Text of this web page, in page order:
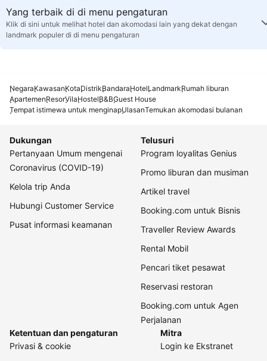
Yang terbaik di di menu pengaturan
Klik di sini untuk melihat hotel dan akomodasi lain yang dekat dengan
landmark populer di di menu pengaturan
NegaraKawasanKotaDistrikBandaraHotelLandmarkRumah liburan
ApartemenResorVilaHostelB&BGuest House
Tempat istimewa untuk menginapUlasanTemukan akomodasi bulanan
Dukungan
Pertanyaan Umum mengenai
Coronavirus (COVID-19)
Kelola trip Anda
Hubungi Customer Service
Pusat informasi keamanan
Telusuri
Program loyalitas Genius
Promo liburan dan musiman
Artikel travel
Booking.com untuk Bisnis
Traveller Review Awards
Rental Mobil
Pencari tiket pesawat
Reservasi restoran
Booking.com untuk Agen
Perjalanan
Ketentuan dan pengaturan
Privasi & cookie
Mitra
Login ke Ekstranet